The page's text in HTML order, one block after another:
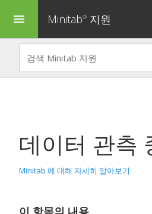
menu Minitab® 지원
데이터 관측
Minitab 에 대해 자세히 알아보기
이 항목의 내용